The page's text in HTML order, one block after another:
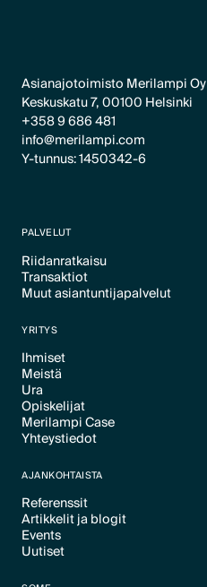
Asianajotoimisto Merilampi Oy
Keskuskatu 7, 00100 Helsinki
+358 9 686 481
info@merilampi.com
Y-tunnus: 1450342-6
PALVELUT
Riidanratkaisu
Text Link
Transaktiot
Text Link
Muut asiantuntijapalvelut
YRITYS
Ihmiset
Text Link
Meistä
Text Link
Ura
Text Link
Opiskelijat
Text Link
Merilampi Case
Text Link
Yhteystiedot
AJANKOHTAISTA
Referenssit
Text Link
Artikkelit ja blogit
Text Link
Events
Text Link
Uutiset